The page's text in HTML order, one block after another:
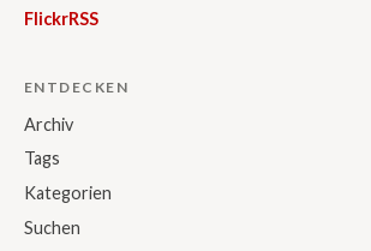
FlickrRSS
ENTDECKEN
Archiv
Tags
Kategorien
Suchen